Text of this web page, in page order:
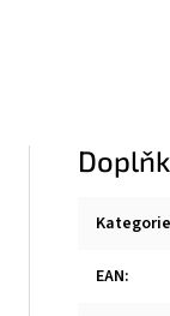
Kategorie
EAN: